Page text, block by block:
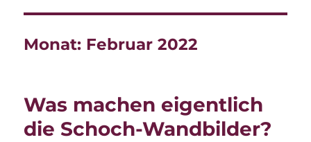
Monat: Februar 2022
Was machen eigentlich
die Schoch-Wandbilder?